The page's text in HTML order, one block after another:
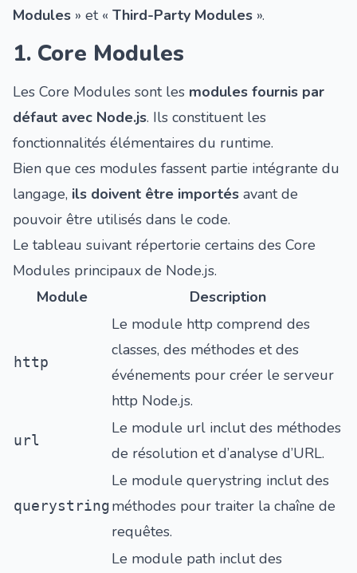
Modules » et « Third-Party Modules ».
1. Core Modules
Les Core Modules sont les modules fournis par
défaut avec Node.js. Ils constituent les
fonctionnalités élémentaires du runtime.
Bien que ces modules fassent partie intégrante du
langage, ils doivent être importés avant de
pouvoir être utilisés dans le code.
Le tableau suivant répertorie certains des Core
Modules principaux de Node.js.
Module
Description
http
Le module http comprend des
classes, des méthodes et des
événements pour créer le serveur
http Node.js.
url
Le module url inclut des méthodes
de résolution et d’analyse d’URL.
querystring
Le module querystring inclut des
méthodes pour traiter la chaîne de
requêtes.
Le module path inclut des